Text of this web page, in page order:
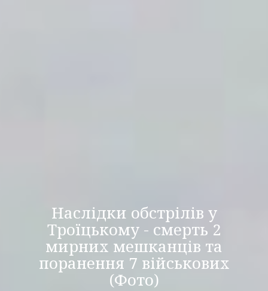
Наслідки обстрілів у
Троїцькому - смерть 2
мирних мешканців та
поранення 7 військових
(Фото)